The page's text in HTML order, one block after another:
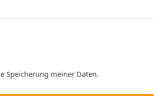
Speicherung meiner Daten.